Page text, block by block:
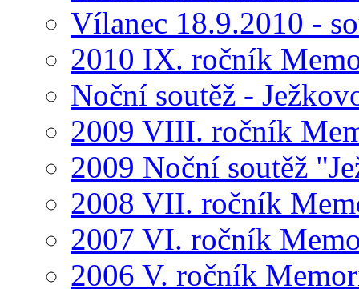
Vílanec 18.9.2010 -
2010 IX. ročník
Noční soutěž -
2009 VIII. ročník
2009 Noční soutěž
2008 VII. ročník
2007 VI. ročník
2006 V. ročník